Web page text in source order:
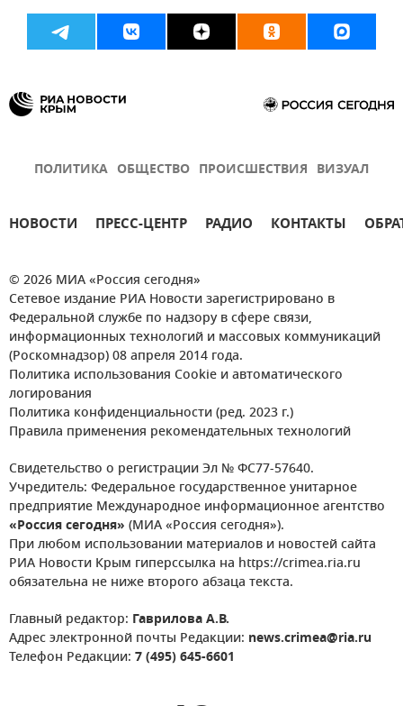
ПОЛИТИКА ОБЩЕСТВО ПРОИСШЕСТВИЯ ВИЗУАЛ
НОВОСТИ ПРЕСС-ЦЕНТР РАДИО КОНТАКТЫ
© 2026 МИА «Россия сегодня»
Сетевое издание РИА Новости зарегистрировано в
Федеральной службе по надзору в сфере связи,
информационных технологий и массовых коммуникаций
(Роскомнадзор) 08 апреля 2014 года.
Политика использования Cookie и автоматического
логирования
Политика конфиденциальности (ред. 2023 г.)
Правила применения рекомендательных технологий
Свидетельство о регистрации Эл № ФС77-57640.
Учредитель: Федеральное государственное унитарное
предприятие Международное информационное агентство
«Россия сегодня» (МИА «Россия сегодня»).
При любом использовании материалов и новостей сайта
РИА Новости Крым гиперссылка на https://crimea.ria.ru
обязательна не ниже второго абзаца текста.
Главный редактор: Гаврилова А.В.
Адрес электронной почты Редакции: news.crimea@ria.ru
Телефон Редакции: 7 (495) 645-6601